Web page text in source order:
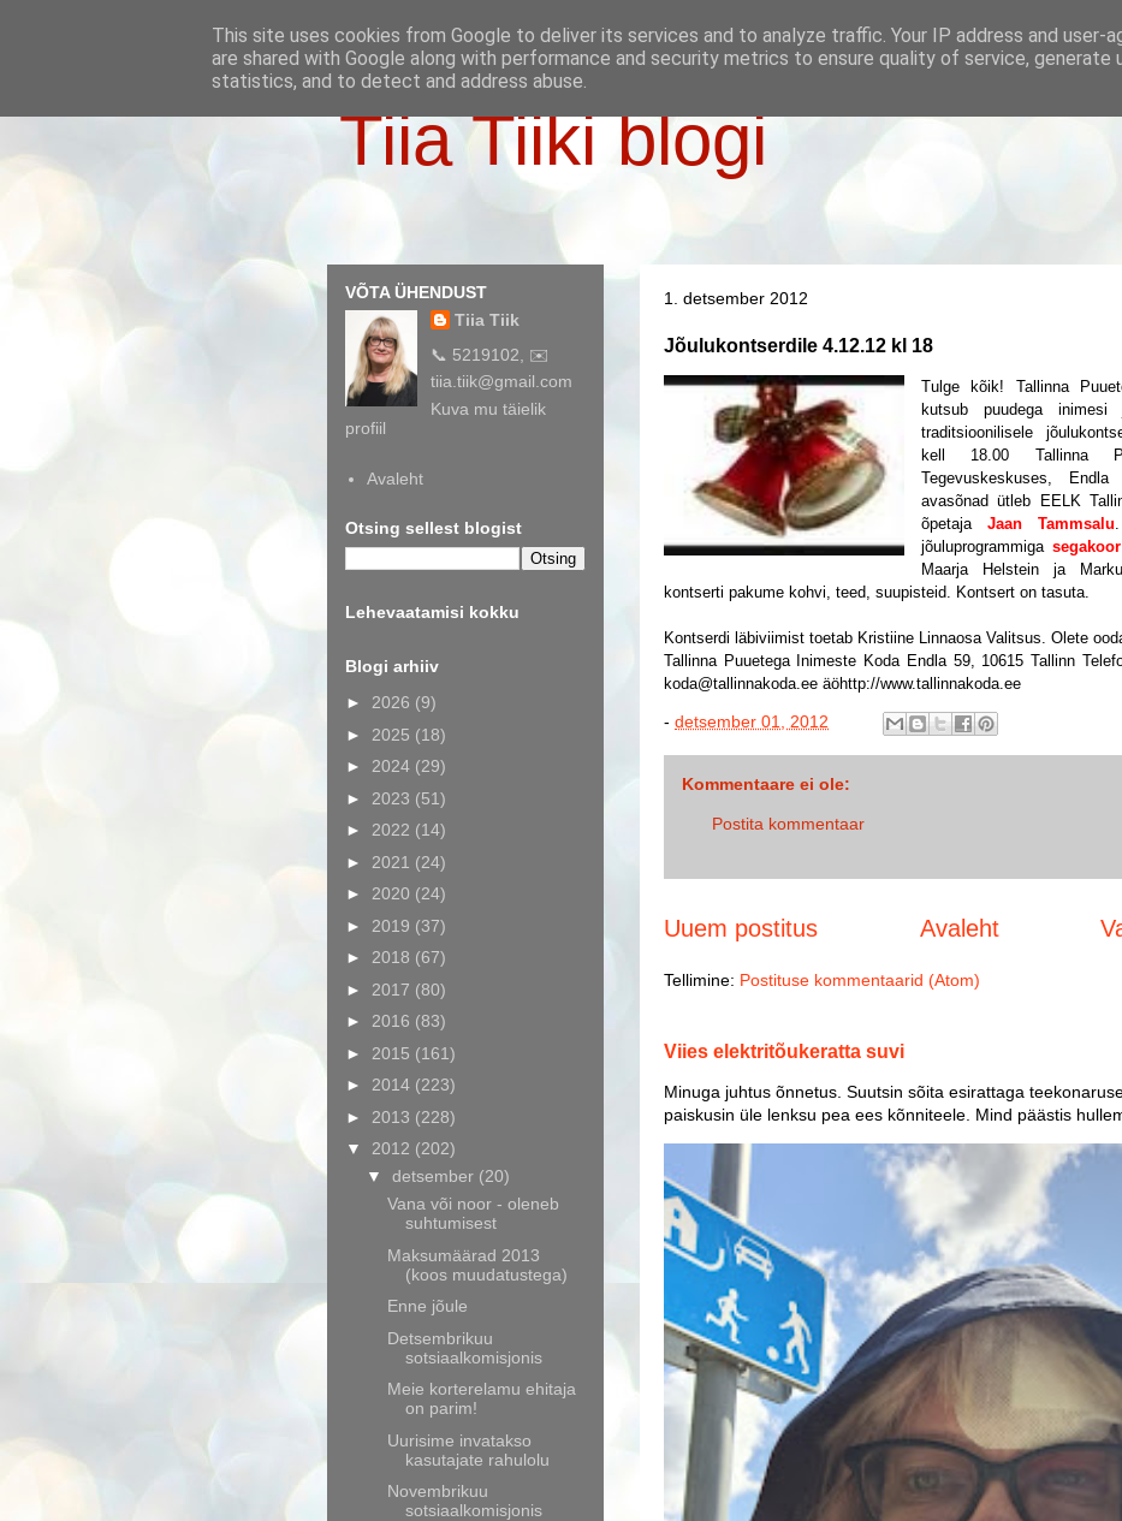
Tiia Tiiki blogi
1. detsember 2012
Jõulukontserdile 4.12.12 kl 18
Tulge kõik! Tallinna
kutsub puudega inimesi
traditsioonilisele
kell 18.00 Tallinna
Tegevuskeskuses,
avasõnad ütleb EELK
õpetaja Jaan Tammsalu
jõuluprogrammiga
Maarja Helstein ja
kontserti pakume kohvi, teed, suupisteid. Kontsert on tasuta.
Kontserdi läbiviimist toetab Kristiine Linnaosa Valitsus. Olete
Tallinna Puuetega Inimeste Koda Endla 59, 10615 Tallinn
koda@tallinnakoda.ee äöhttp://www.tallinnakoda.ee
- detsember 01, 2012
Kommentaare ei ole:
Postita kommentaar
Uuem postitus Avaleht
Tellimine: Postituse kommentaarid (Atom)
Viies elektritõukeratta suvi
Minuga juhtus õnnetus. Suutsin sõita esirattaga
paiskusin üle lenksu pea ees kõnniteele. Mind päästis
VÕTA ÜHENDUST
Tiia Tiik
📞 5219102, ✉️
tiia.tiik@gmail.com
Kuva mu täielik
profiil
Avaleht
Otsing sellest blogist
Lehevaatamisi kokku
Blogi arhiiv
► 2026 (9)
► 2025 (18)
► 2024 (29)
► 2023 (51)
► 2022 (14)
► 2021 (24)
► 2020 (24)
► 2019 (37)
► 2018 (67)
► 2017 (80)
► 2016 (83)
► 2015 (161)
► 2014 (223)
► 2013 (228)
▼ 2012 (202)
▼ detsember (20)
Vana või noor - oleneb
suhtumisest
Maksumäärad 2013
(koos muudatustega)
Enne jõule
Detsembrikuu
sotsiaalkomisjonis
Meie korterelamu ehitaja
on parim!
Uurisime invatakso
kasutajate rahulolu
Novembrikuu
sotsiaalkomisjonis
This site uses cookies from Google to deliver its services and to analyze traffic. Your IP address and user-
are shared with Google along with performance and security metrics to ensure quality of service, generate
statistics, and to detect and address abuse.